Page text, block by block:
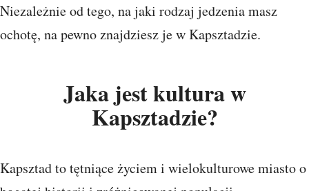
Niezależnie od tego, na jaki rodzaj jedzenia masz
ochotę, na pewno znajdziesz je w Kapsztadzie.
Jaka jest kultura w
Kapsztadzie?
Kapsztad to tętniące życiem i wielokulturowe miasto o